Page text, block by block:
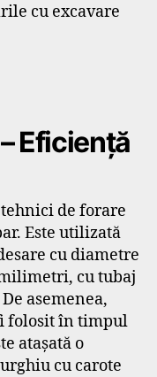
cu excavare
Eficiență
de forare
Este utilizată
cu diametre
cu tubaj
asemenea,
folosit în timpul
atașată o
cu carote